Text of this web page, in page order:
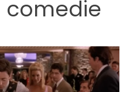
comedie